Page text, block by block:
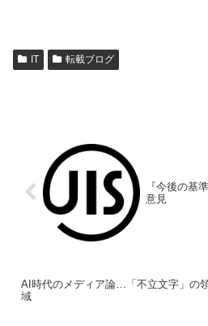
IT 転載ブログ
『今後の基
意見
AI時代のメディア論…「不立文字」の
域